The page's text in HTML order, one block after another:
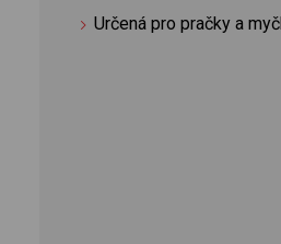
Určená pro pračky a